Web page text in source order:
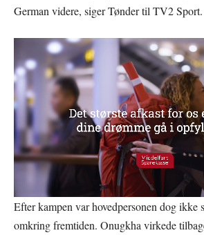
German videre, siger Tønder til TV2 Sport.
Efter kampen var hovedpersonen dog ikke
omkring fremtiden. Onugkha virkede